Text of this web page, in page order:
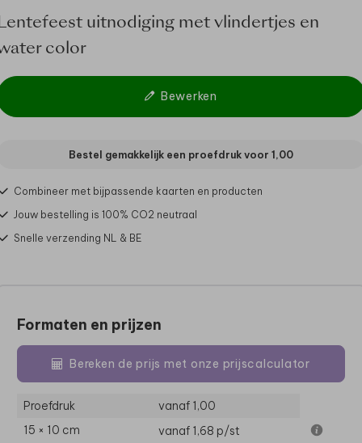
uitnodiging met vlindertjes en
color
Bewerken
Bestel gemakkelijk een proefdruk voor 1,00
Combineer met bijpassende kaarten en producten
Jouw bestelling is 100% CO2 neutraal
Snelle verzending NL & BE
Formaten en prijzen
Bereken de prijs met onze prijscalculator
Proefdruk
vanaf 1,00
15 × 10 cm
vanaf 1,68 p/st